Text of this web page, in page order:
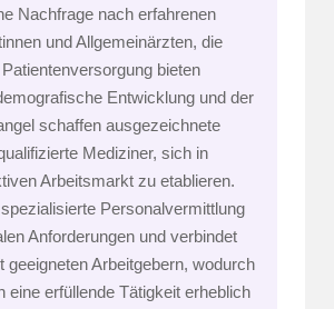
Nachfrage nach erfahrenen
und Allgemeinärzten, die
bieten
Entwicklung und der
schaffen ausgezeichnete
Mediziner, sich in
Arbeitsmarkt zu etablieren.
Personalvermittlung
Anforderungen und verbindet
geeigneten Arbeitgebern, wodurch
eine erfüllende Tätigkeit erheblich